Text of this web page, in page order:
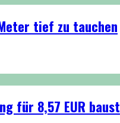
tief zu tauchen
für 8,57 EUR baust